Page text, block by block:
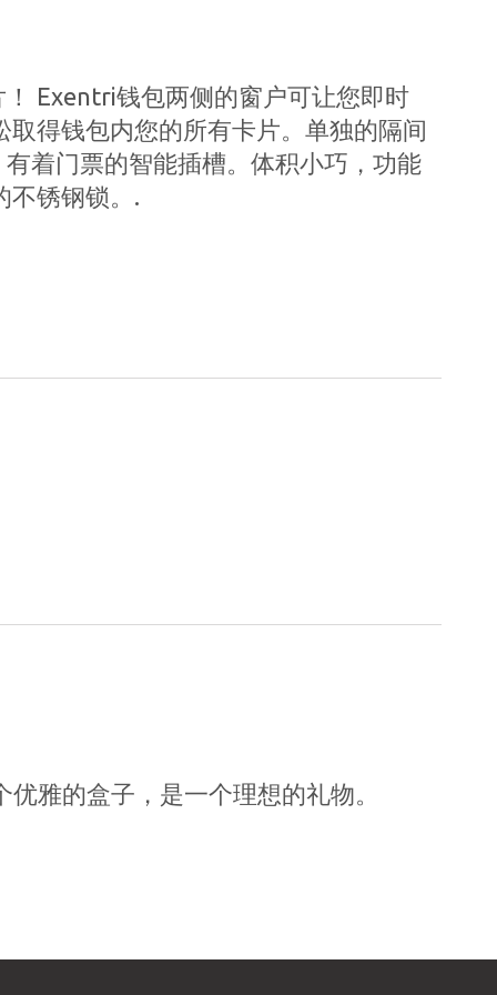
Exentri钱包两侧的窗户可让您即时
取得钱包内您的所有卡片。单独的隔间
着门票的智能插槽。体积小巧，功能
不锈钢锁。.
雅的盒子，是一个理想的礼物。